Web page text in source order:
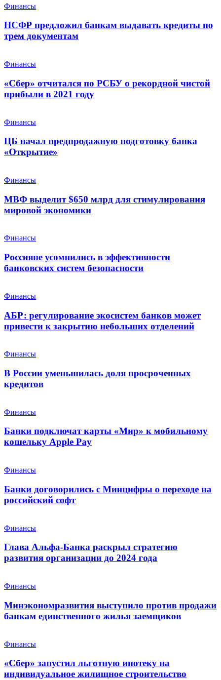
Финансы
НСФР предложил банкам выдавать кредиты по
трем документам
Финансы
«Сбер» отчитался по РСБУ о рекордной чистой
прибыли в 2021 году
Финансы
ЦБ начал предпродажную подготовку банка
«Открытие»
Финансы
МВФ выделит $650 млрд для стимулирования
мировой экономики
Финансы
Россияне усомнились в эффективности
банковских систем безопасности
Финансы
АБР: регулирование экосистем банков может
привести к закрытию небольших отделений
Финансы
В России уменьшилась доля просроченных
кредитов
Финансы
Банки подключат карты «Мир» к мобильному
кошельку Apple Pay
Финансы
Банки договорились с Минцифры о переходе на
российский софт
Финансы
Глава Альфа-Банка раскрыл стратегию
развития организации до 2024 года
Финансы
Минэкономразвития выступило против продажи
банкам единственного жилья заемщиков
Финансы
«Сбер» запустил льготную ипотеку на
индивидуальное жилищное строительство